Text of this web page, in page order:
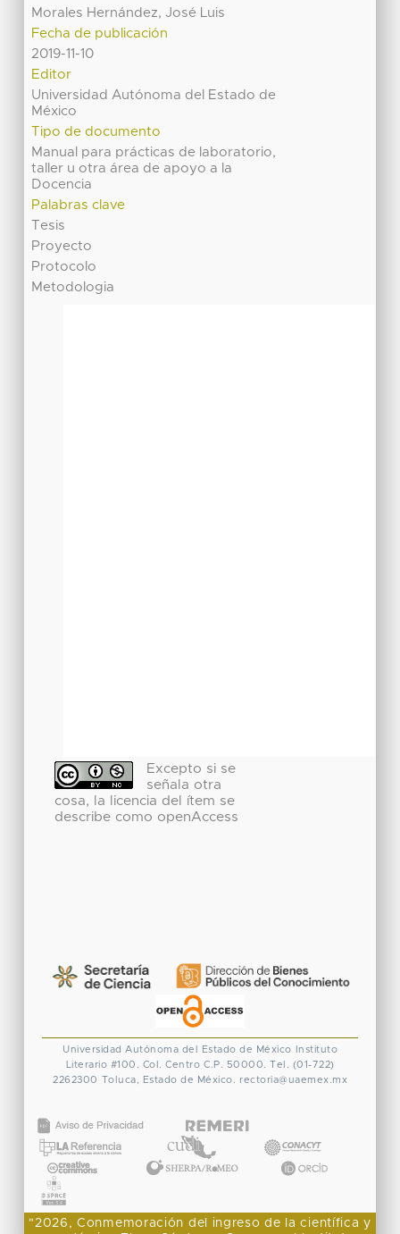
Morales Hernández, José Luis
Fecha de publicación
2019-11-10
Editor
Universidad Autónoma del Estado de
México
Tipo de documento
Manual para prácticas de laboratorio,
taller u otra área de apoyo a la
Docencia
Palabras clave
Tesis
Proyecto
Protocolo
Metodologia
Excepto si se
señala otra
cosa, la licencia del ítem se
describe como openAccess
Universidad Autónoma del Estado de México
Instituto
Literario #100. Col. Centro C.P. 50000. Tel. (01-722)
2262300 Toluca, Estado de México. rectoria@uaemex.mx
"2026, Conmemoración del ingreso de la científica y